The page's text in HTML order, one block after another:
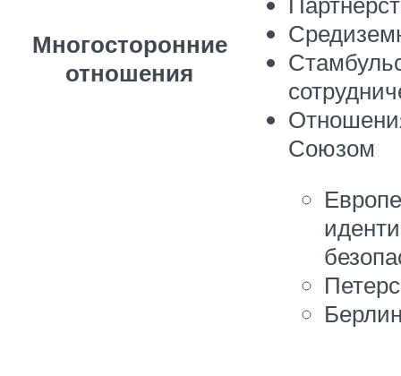
Многосторонние
отношения
Союзом